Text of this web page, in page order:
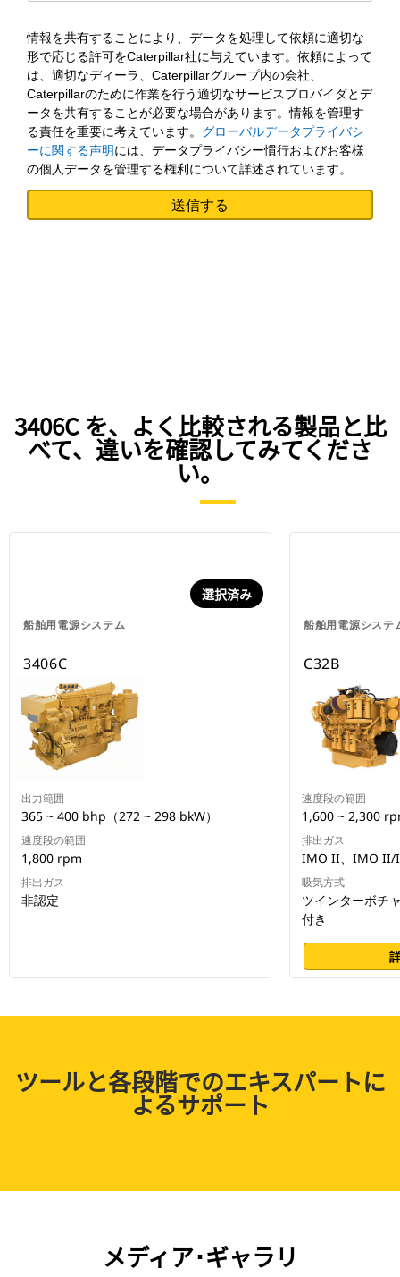
情報を共有することにより、データを処理して依頼に適切な
形で応じる許可をCaterpillar社に与えています。依頼によって
は、適切なディーラ、Caterpillarグループ内の会社、
Caterpillarのために作業を行う適切なサービスプロバイダとデ
ータを共有することが必要な場合があります。情報を管理す
る責任を重要に考えています。 グローバルデータプライバシ
ーに関する声明には、データプライバシー慣行およびお客様
の個人データを管理する権利について詳述されています。
3406C を、よく比較される製品と比
べて、違いを確認してみてくださ
い。
船舶用電源システム
選択済み
3406C
出力範囲
365 ~ 400 bhp（272 ~ 298 bkW）
速度段の範囲
1,800 rpm
排出ガス
非認定
船舶用電源システ
C32B
速度段の範囲
1,600 ~ 2,300
排出ガス
IMO II、IMO II/
吸気方式
ツインターボチ
付き
ツールと各段階でのエキスパートに
よるサポート
メディア･ギャラリ